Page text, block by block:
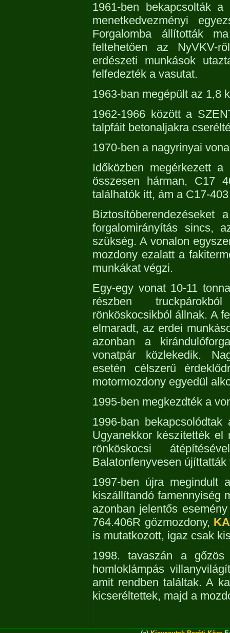
1961-ben bekapcsolták
menetkedvezményi
Forgalomba állították
feltehetően az NyVKV-
erdészeti munkások
felfedezték a vasutat.
1963-ban megépült az 1,8
1962-1966 között a
talpfáit betonaljakra
1970-ben a nagyrinyai
Időközben megérkezett
összesen hárman, C17
találhatók itt, ám a C17-
Biztosítóberendezéseket
forgalomirányítás sincs,
szükség. A vonalon
mozdony ezalatt a
munkákat végzi.
Egy-egy vonat 10-11
részben
rönköskocsikból állnak. A
elmaradt, az erdei
azonban a
vonatpár közlekedik.
esetén célszerű
motormozdony egyedül
1995-ben megkezdték a
1996-ban
Ugyanekkor készítették
rönköskocsi
Balatonfenyvesen újíttatták
1997-ben újra megindult
kiszállítandó famennyiség
azonban jelentős
764.406R gőzmozdony,
is mutatkozott, igaz csak
1998. tavaszán a gőzös
homloklámpás
amit rendben találtak. A
kicseréltettek, majd a